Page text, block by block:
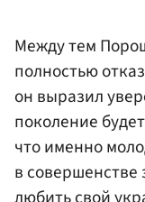
Между тем
полностью
он выразил
поколение
что именно
в совершенстве